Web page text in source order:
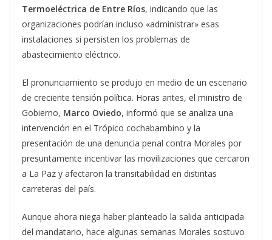
Termoeléctrica de Entre Ríos, indicando que las
organizaciones podrían incluso «administrar» esas
instalaciones si persisten los problemas de
abastecimiento eléctrico.
El pronunciamiento se produjo en medio de un escenario
de creciente tensión política. Horas antes, el ministro de
Gobierno, Marco Oviedo, informó que se analiza una
intervención en el Trópico cochabambino y la
presentación de una denuncia penal contra Morales por
presuntamente incentivar las movilizaciones que cercaron
a La Paz y afectaron la transitabilidad en distintas
carreteras del país.
Aunque ahora niega haber planteado la salida anticipada
del mandatario, hace algunas semanas Morales sostuvo